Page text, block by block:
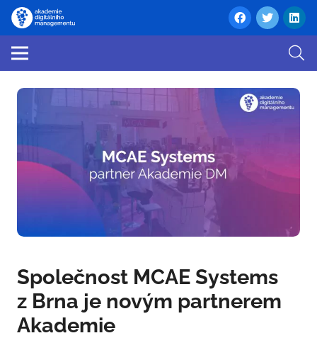
Společnost MCAE Systems
z Brna je novým partnerem
Akademie